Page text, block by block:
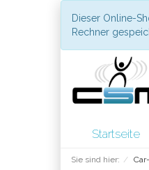
Dieser Online-
Rechner
Startseite
Sie sind hier: